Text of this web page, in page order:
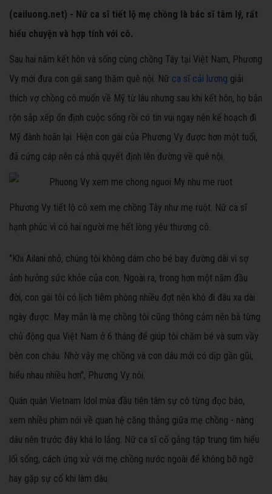
(cailuong.net) - Nữ ca sĩ tiết lộ mẹ chồng là bác sĩ tâm lý, rất
hiểu chuyện và hợp tính với cô.
Sau hai năm kết hôn và sống cùng chồng Tây tại Việt Nam, Phương
Vy mới đưa con gái sang thăm quê nội. Nữ ca sĩ cải lương giải
thích vợ chồng cô muốn về Mỹ từ lâu nhưng sau khi kết hôn, họ bận
rộn sắp xếp ổn định cuộc sống rồi có tin vui ngay nên kế hoạch đi
Mỹ đành hoãn lại. Hiện con gái của Phương Vy được hơn một tuổi,
đã cứng cáp nên cả nhà quyết định lên đường về quê nội.
Phương Vy tiết lộ cô xem mẹ chồng Tây như mẹ ruột. Nữ ca sĩ
hạnh phúc vì có hai người mẹ hết lòng yêu thương cô.
"Khi Ailani nhỏ, chúng tôi không dám cho bé bay đường dài vì sợ
ảnh hưởng sức khỏe của con. Ngoài ra, trong hơn một năm đầu
đời, con gái tôi có lịch tiêm phòng nhiều đợt nên khó đi đâu xa dài
ngày được. May mắn là mẹ chồng tôi cũng thông cảm nên bà từng
chủ động qua Việt Nam ở 6 tháng để giúp tôi chăm bé và sum vầy
bên con cháu. Nhờ vậy mẹ chồng và con dâu mới có dịp gần gũi,
hiểu nhau nhiều hơn", Phương Vy nói.
Quán quân Vietnam Idol mùa đầu tiên tâm sự cô từng đọc báo,
xem nhiều phim nói về quan hệ căng thẳng giữa mẹ chồng - nàng
dâu nên trước đây khá lo lắng. Nữ ca sĩ cố gắng tập trung tìm hiểu
lối sống, cách ứng xử với mẹ chồng nước ngoài để không bỡ ngỡ
hay gặp sự cố khi làm dâu.